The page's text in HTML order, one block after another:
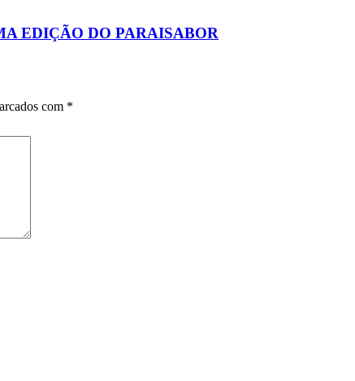
EDIÇÃO DO PARAISABOR
com *